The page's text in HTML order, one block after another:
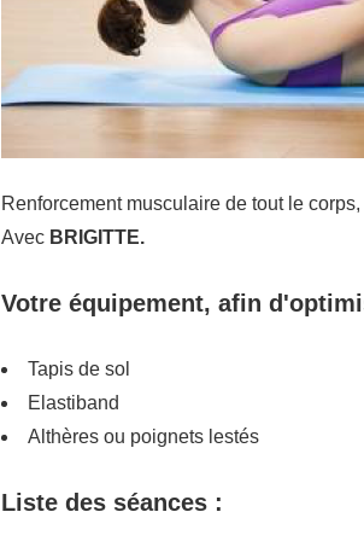
Renforcement musculaire de tout le
Avec BRIGITTE.
Votre équipement, afin
Tapis de sol
Elastiband
Althères ou poignets lestés
Liste des séances :